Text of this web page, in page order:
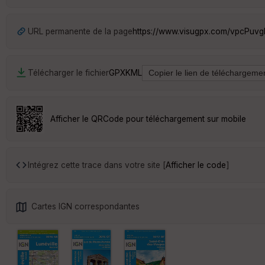
URL permanente de la pagehttps://www.visugpx.com/
Télécharger le fichierGPXKML
Afficher le QRCode pour téléchargement sur mobile
Intégrez cette trace dans votre site [Afficher le code]
Cartes IGN correspondantes